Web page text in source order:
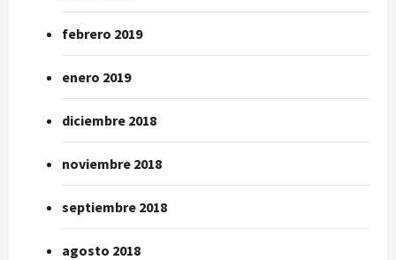
febrero 2019
enero 2019
diciembre 2018
noviembre 2018
septiembre 2018
agosto 2018